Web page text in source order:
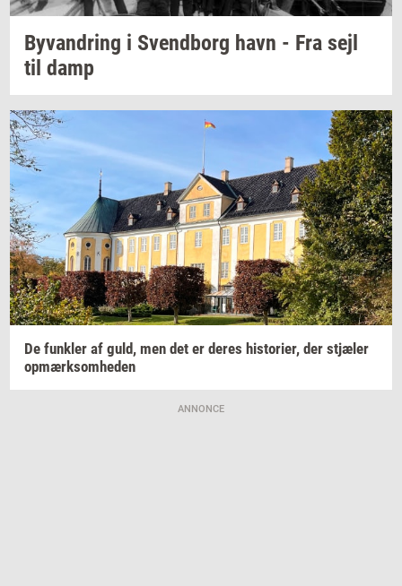
Byvan­dring i Svend­borg havn - Fra sejl
til damp
De funk­ler af guld, men det er deres hi­sto­ri­er, der stjæ­ler
op­mærk­som­he­den
ANNONCE